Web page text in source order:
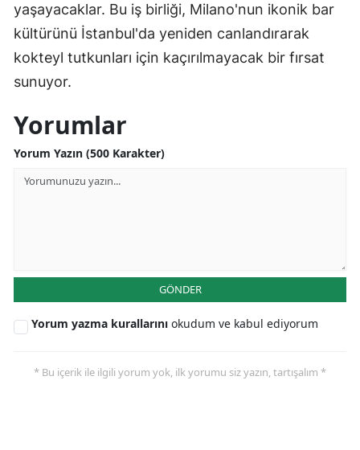
yaşayacaklar. Bu iş birliği, Milano'nun ikonik bar
kültürünü İstanbul'da yeniden canlandırarak
kokteyl tutkunları için kaçırılmayacak bir fırsat
sunuyor.
Yorumlar
Yorum Yazın (500 Karakter)
GÖNDER
Yorum yazma kurallarını okudum ve kabul ediyorum
* Bu içerik ile ilgili yorum yok, ilk yorumu siz yazın, tartışalım *